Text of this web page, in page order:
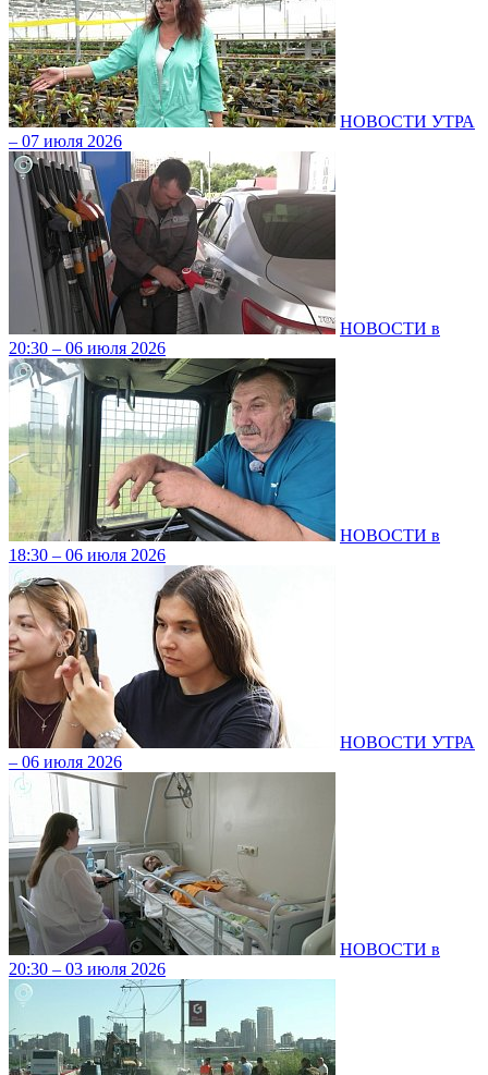
НОВОСТИ УТРА
– 07 июля 2026
НОВОСТИ в
20:30 – 06 июля 2026
НОВОСТИ в
18:30 – 06 июля 2026
НОВОСТИ УТРА
– 06 июля 2026
НОВОСТИ в
20:30 – 03 июля 2026